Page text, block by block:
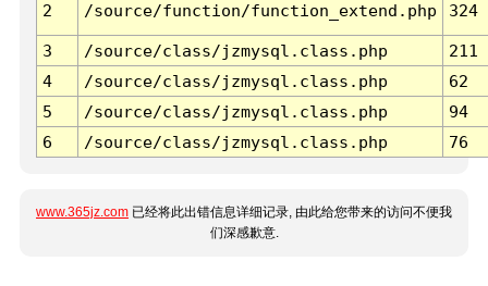
2 /source/function/function_extend.php 324
3 /source/class/jzmysql.class.php
211
4
/source/class/jzmysql.class.php
62
5
/source/class/jzmysql.class.php
94
6
/source/class/jzmysql.class.php 76
www.365jz.com 已经将此出错信息详细记录, 由此给您带来的访问不便我
们深感歉意.